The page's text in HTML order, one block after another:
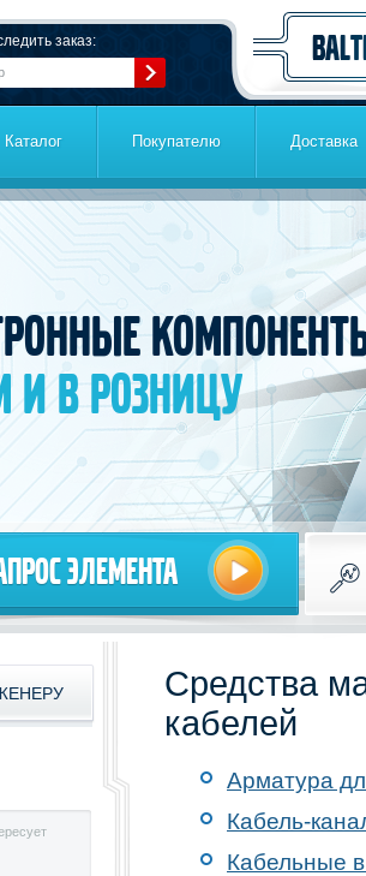
заказ:
Каталог Покупателю Доставка
и в розницу
элемента
Средства
кабелей
Арматура
Кабель-
Кабельные